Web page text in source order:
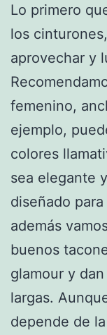
Lo primero
los
aprovechar y
femenino,
ejemplo,
colores
sea elegante
diseñado
además
buenos
glamour y
largas.
depende de